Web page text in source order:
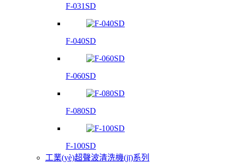
F-031SD
F-040SD
F-060SD
F-080SD
F-100SD
工業(yè)超聲波清洗機(jī)系列